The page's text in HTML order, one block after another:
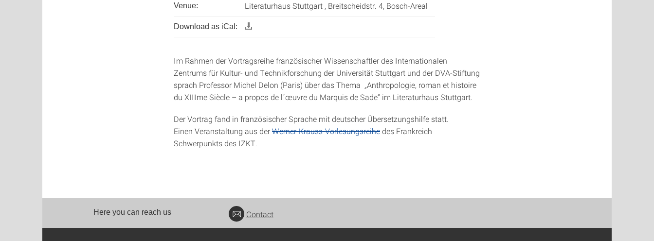
Venue: Literaturhaus Stuttgart , Breitscheidstr. 4, Bosch-Areal
Download as iCal:
Im Rahmen der Vortragsreihe französischer Wissenschaftler des Internationalen
Zentrums für Kultur- und Technikforschung der Universität Stuttgart und der DVA-Stiftung
sprach Professor Michel Delon (Paris) über das Thema „Anthropologie, roman et histoire
du XIIIme Siècle – a propos de l´œuvre du Marquis de Sade“ im Literaturhaus Stuttgart.
Der Vortrag fand in französischer Sprache mit deutscher Übersetzungshilfe statt.
Einen Veranstaltung aus derWerner-Krauss-Vorlesungsreihedes Frankreich
Schwerpunkts des IZKT.
Here you can reach us Contact